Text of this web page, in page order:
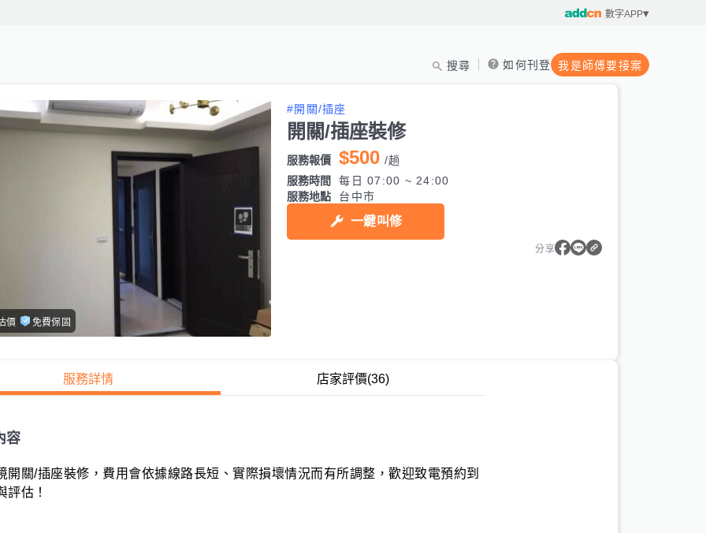
數字APP
搜尋 如何刊登 我是師傅要接案
價 免費保固
#開關/插座
開關/插座裝修
服務報價 $500 /趟
服務時間
每日 07:00 ~ 24:00
服務地點
台中市
一鍵叫修
分享
服務詳情 店家評價(36)
容
開關/插座裝修，費用會依據線路長短、實際損壞情況而有所調整，歡迎致電預約到
評估！